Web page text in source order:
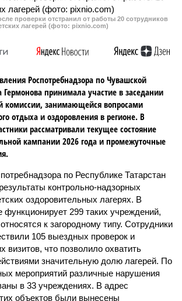
проверки отстранил от работы 20 сотрудников
лагерей (фото: pixnio.com)
Роспотребнадзора по Чувашской
Гермонова принимала участие в заседании
комиссии, занимающейся вопросами
отдыха и оздоровления в регионе. В
рассматривали текущее состояние
кампании 2026 года и промежуточные
по Республике Татарстан
результаты контрольно-надзорных
оздоровительных лагерях. В
299 таких учреждений,
к загородному типу. Сотрудники
105 выездных проверок и
визитов, что позволило охватить
значительную долю лагерей. По
мероприятий различные нарушения
в 33 учреждениях. В адрес
объектов были вынесены